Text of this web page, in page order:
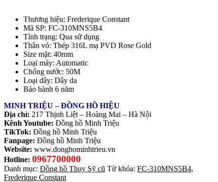
Thương hiệu: Frederique Constant
Mã SP: FC-310MNS5B4
Tình trạng: Qua sử dụng
Thân vỏ: Thép 316L mạ PVD Rose Gold
Size mặt: 40mm
Loại máy: Automatic
Chống nước: 50M
Loại dây: Dây da
Bảo hành 6 năm
MINH TRIỆU – ĐỒNG HỒ HIỆU
Địa chỉ: 217 Thịnh Liệt – Hoàng Mai – Hà Nội
Kênh Youtube: Đồng hồ Minh Triệu
TikTok: Đồng hồ Minh Triệu
Fanpage: Đồng hồ Minh Triệu
Website: www.donghominhtrieu.vn
Hotline: 0967700000
Danh mục: Đồng hồ Thụy Sỹ cũ Từ khóa: FC-310MNS5B4,
Frederique Constant